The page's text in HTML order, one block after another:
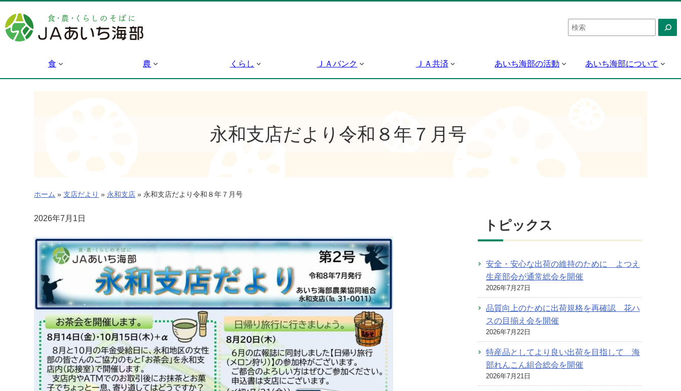
容
を
検
索
食 農 くらし ＪＡバンク ＪＡ共済 あいち海部の活動 あいち海部について
永和支店だより令和８年７月号
ホーム » 支店だより » 永和支店 » 永和支店だより令和８年７月号
2026年7月1日
トピックス
安全・安心な出荷の維持のために よつえ
生産部会が通常総会を開催
2026年7月27日
品質向上のために出荷規格を再確認 花ハ
スの目揃え会を開催
2026年7月22日
特産品としてより良い出荷を目指して 海
部れんこん組合総会を開催
2026年7月21日